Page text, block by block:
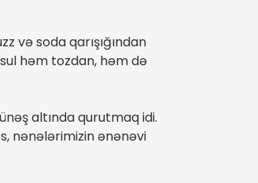
və soda qarışığından
həm tozdan, həm də
altında qurutmaq idi.
nənələrimizin ənənəvi